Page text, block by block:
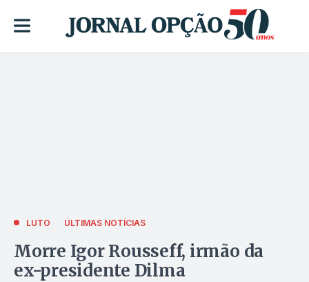
LUTO ÚLTIMAS NOTÍCIAS
Morre Igor Rousseff, irmão da
ex-presidente Dilma